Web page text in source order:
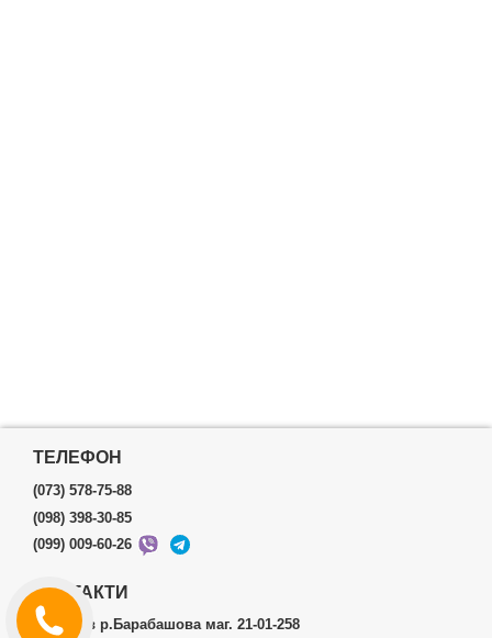
ТЕЛЕФОН
(073) 578-75-88
(098) 398-30-85
(099) 009-60-26
КОНТАКТИ
м.Харків р.Барабашова маг. 21-01-258